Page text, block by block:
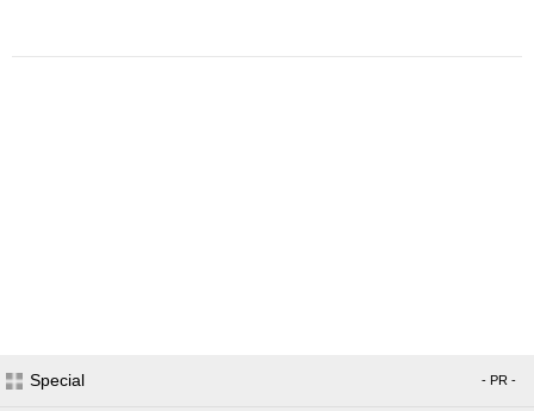
Special - PR -